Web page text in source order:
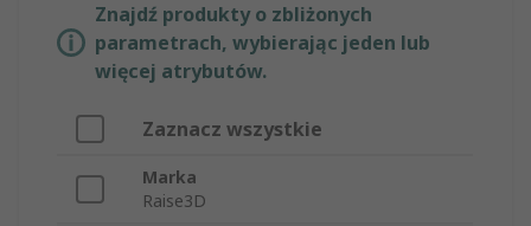
Znajdź produkty o zbliżonych
parametrach, wybierając jeden lub
więcej atrybutów.
Zaznacz wszystkie
Marka
Raise3D